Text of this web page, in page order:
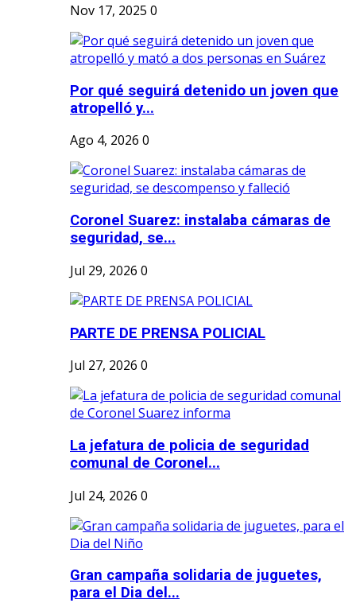
Nov 17, 2025 0
Por qué seguirá detenido un joven que
atropelló y...
Ago 4, 2026 0
Coronel Suarez: instalaba cámaras de
seguridad, se...
Jul 29, 2026 0
PARTE DE PRENSA POLICIAL
Jul 27, 2026 0
La jefatura de policia de seguridad
comunal de Coronel...
Jul 24, 2026 0
Gran campaña solidaria de juguetes,
para el Dia del...